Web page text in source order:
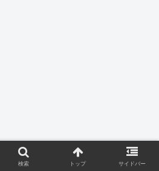
検索 トップ サイドバー